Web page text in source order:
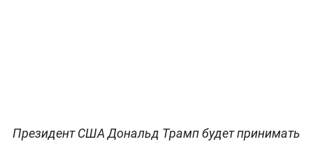
Президент США Дональд Трамп будет принимать